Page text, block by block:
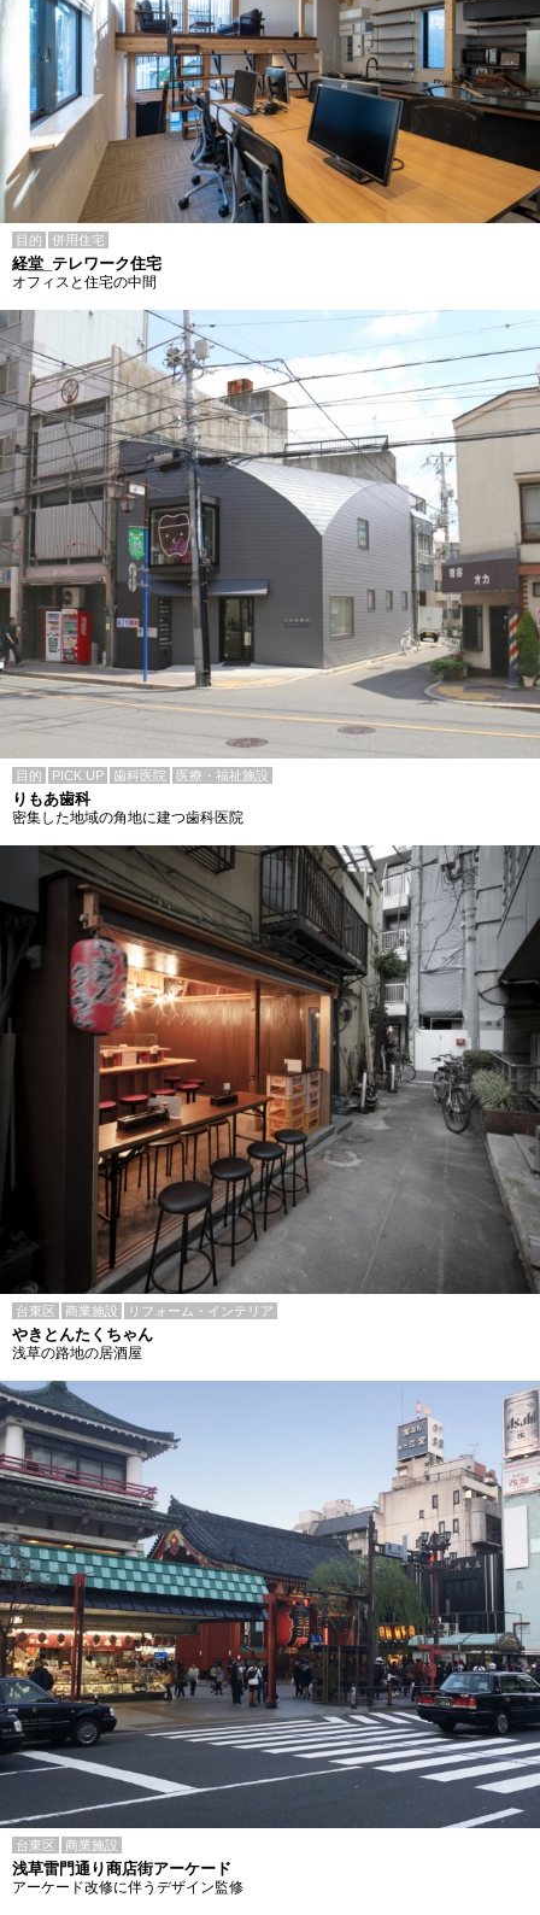
目的 併用住宅
経堂_テレワーク住宅
オフィスと住宅の中間
目的 PICK UP 歯科医院 医療・福祉施設
りもあ歯科
密集した地域の角地に建つ歯科医院
台東区 商業施設 リフォーム・インテリア
やきとんたくちゃん
浅草の路地の居酒屋
台東区 商業施設
浅草雷門通り商店街アーケード
アーケード改修に伴うデザイン監修